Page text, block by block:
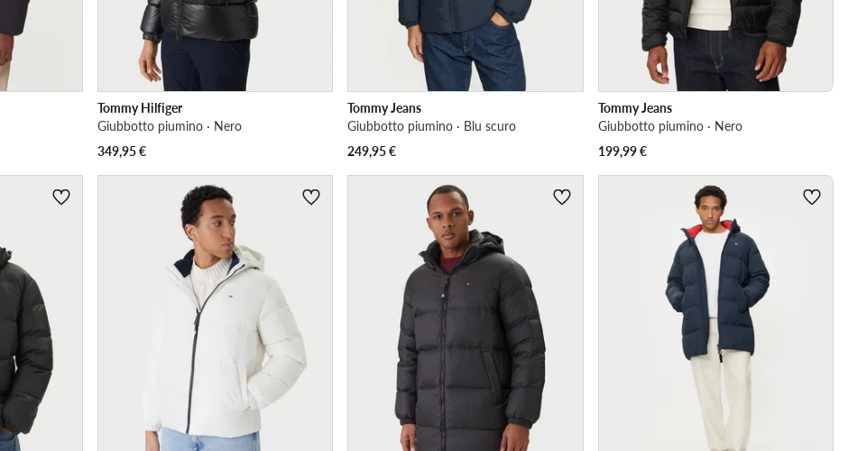
Tommy Hilfiger
Giubbotto piumino · Nero
349,95€
Tommy Jeans
Giubbotto piumino · Blu scuro
249,95€
Tommy Jeans
Giubbotto piumino · Nero
199,99€